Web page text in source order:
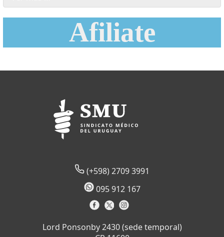
Afiliate
(+598) 2709 3991
095 912 167
Lord Ponsonby 2430 (sede temporal)